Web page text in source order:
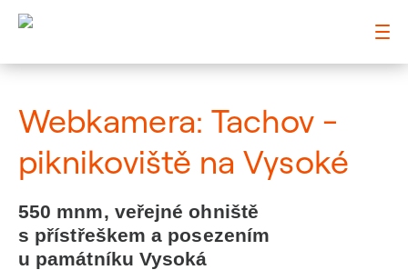
Webkamera: Tachov -
piknikoviště na Vysoké
550 mnm, veřejné ohniště
s přístřeškem a posezením
u památníku Vysoká
: Webkamera: Tachov - piknikoviště na Vysoké